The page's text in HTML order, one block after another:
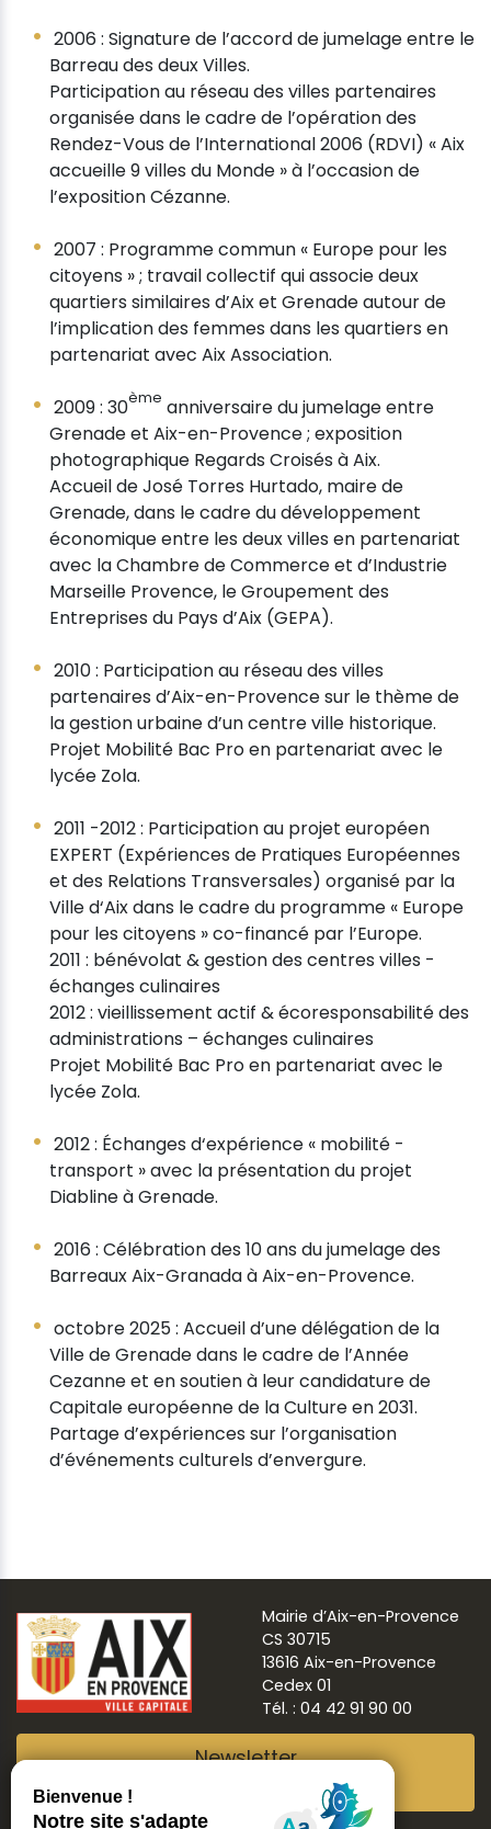
2006 : Signature de l’accord de jumelage entre le
Barreau des deux Villes.
Participation au réseau des villes partenaires
organisée dans le cadre de l’opération des
Rendez-Vous de l’International 2006 (RDVI) « Aix
accueille 9 villes du Monde » à l’occasion de
l’exposition Cézanne.
2007 : Programme commun « Europe pour les
citoyens » ; travail collectif qui associe deux
quartiers similaires d’Aix et Grenade autour de
l’implication des femmes dans les quartiers en
partenariat avec Aix Association.
2009 : 30ème anniversaire du jumelage entre
Grenade et Aix-en-Provence ; exposition
photographique Regards Croisés à Aix.
Accueil de José Torres Hurtado, maire de
Grenade, dans le cadre du développement
économique entre les deux villes en partenariat
avec la Chambre de Commerce et d’Industrie
Marseille Provence, le Groupement des
Entreprises du Pays d’Aix (GEPA).
2010 : Participation au réseau des villes
partenaires d’Aix-en-Provence sur le thème de
la gestion urbaine d’un centre ville historique.
Projet Mobilité Bac Pro en partenariat avec le
lycée Zola.
2011 -2012 : Participation au projet européen
EXPERT (Expériences de Pratiques Européennes
et des Relations Transversales) organisé par la
Ville d‘Aix dans le cadre du programme « Europe
pour les citoyens » co-financé par l’Europe.
2011 : bénévolat & gestion des centres villes -
échanges culinaires
2012 : vieillissement actif & écoresponsabilité des
administrations – échanges culinaires
Projet Mobilité Bac Pro en partenariat avec le
lycée Zola.
2012 : Échanges d‘expérience « mobilité -
transport » avec la présentation du projet
Diabline à Grenade.
2016 : Célébration des 10 ans du jumelage des
Barreaux Aix-Granada à Aix-en-Provence.
octobre 2025 : Accueil d’une délégation de la
Ville de Grenade dans le cadre de l’Année
Cezanne et en soutien à leur candidature de
Capitale européenne de la Culture en 2031.
Partage d’expériences sur l’organisation
d’événements culturels d’envergure.
Mairie d’Aix-en-Provence
CS 30715
13616 Aix-en-Provence
Cedex 01
Tél. : 04 42 91 90 00
Newsletter